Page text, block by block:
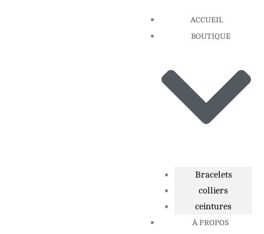
ACCUEIL
BOUTIQUE
Bracelets
colliers
ceintures
À PROPOS